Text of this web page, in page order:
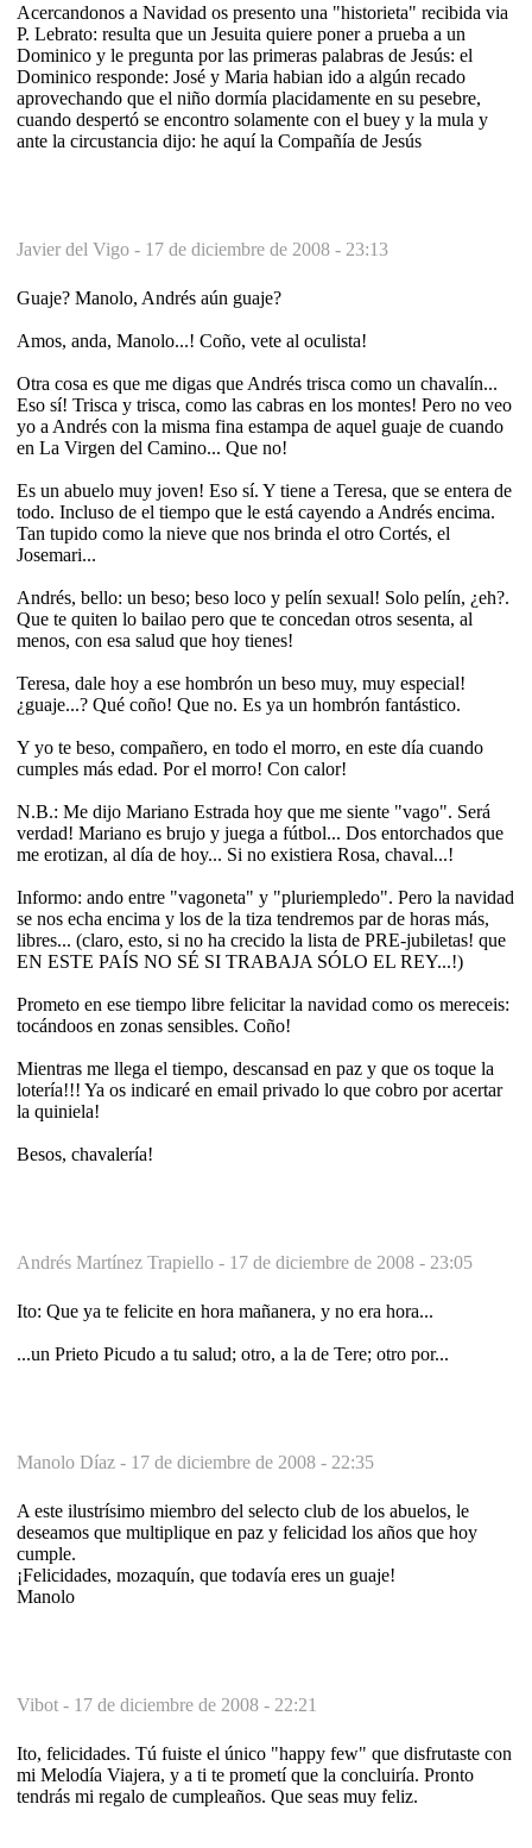
Acercandonos a Navidad os presento una "historieta" recibida via
P. Lebrato: resulta que un Jesuita quiere poner a prueba a un
Dominico y le pregunta por las primeras palabras de Jesús: el
Dominico responde: José y Maria habian ido a algún recado
aprovechando que el niño dormía placidamente en su pesebre,
cuando despertó se encontro solamente con el buey y la mula y
ante la circustancia dijo: he aquí la Compañía de Jesús
Javier del Vigo - 17 de diciembre de 2008 - 23:13
Guaje? Manolo, Andrés aún guaje?
Amos, anda, Manolo...! Coño, vete al oculista!
Otra cosa es que me digas que Andrés trisca como un chavalín...
Eso sí! Trisca y trisca, como las cabras en los montes! Pero no veo
yo a Andrés con la misma fina estampa de aquel guaje de cuando
en La Virgen del Camino... Que no!
Es un abuelo muy joven! Eso sí. Y tiene a Teresa, que se entera de
todo. Incluso de el tiempo que le está cayendo a Andrés encima.
Tan tupido como la nieve que nos brinda el otro Cortés, el
Josemari...
Andrés, bello: un beso; beso loco y pelín sexual! Solo pelín, ¿eh?.
Que te quiten lo bailao pero que te concedan otros sesenta, al
menos, con esa salud que hoy tienes!
Teresa, dale hoy a ese hombrón un beso muy, muy especial!
¿guaje...? Qué coño! Que no. Es ya un hombrón fantástico.
Y yo te beso, compañero, en todo el morro, en este día cuando
cumples más edad. Por el morro! Con calor!
N.B.: Me dijo Mariano Estrada hoy que me siente "vago". Será
verdad! Mariano es brujo y juega a fútbol... Dos entorchados que
me erotizan, al día de hoy... Si no existiera Rosa, chaval...!
Informo: ando entre "vagoneta" y "pluriempledo". Pero la navidad
se nos echa encima y los de la tiza tendremos par de horas más,
libres... (claro, esto, si no ha crecido la lista de PRE-jubiletas! que
EN ESTE PAÍS NO SÉ SI TRABAJA SÓLO EL REY...!)
Prometo en ese tiempo libre felicitar la navidad como os mereceis:
tocándoos en zonas sensibles. Coño!
Mientras me llega el tiempo, descansad en paz y que os toque la
lotería!!! Ya os indicaré en email privado lo que cobro por acertar
la quiniela!
Besos, chavalería!
Andrés Martínez Trapiello - 17 de diciembre de 2008 - 23:05
Ito: Que ya te felicite en hora mañanera, y no era hora...
...un Prieto Picudo a tu salud; otro, a la de Tere; otro por...
Manolo Díaz - 17 de diciembre de 2008 - 22:35
A este ilustrísimo miembro del selecto club de los abuelos, le
deseamos que multiplique en paz y felicidad los años que hoy
cumple.
¡Felicidades, mozaquín, que todavía eres un guaje!
Manolo
Vibot - 17 de diciembre de 2008 - 22:21
Ito, felicidades. Tú fuiste el único "happy few" que disfrutaste con
mi Melodía Viajera, y a ti te prometí que la concluiría. Pronto
tendrás mi regalo de cumpleaños. Que seas muy feliz.